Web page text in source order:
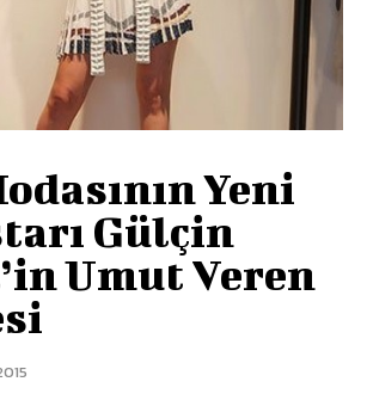
Yeni
Gülçin
Umut Veren